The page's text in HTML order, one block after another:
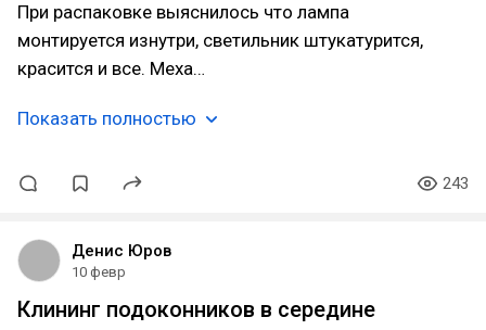
При распаковке выяснилось что лампа
монтируется изнутри, светильник штукатурится,
красится и все. Меха…
Показать полностью
243
Денис Юров
10 февр
Клининг подоконников в середине